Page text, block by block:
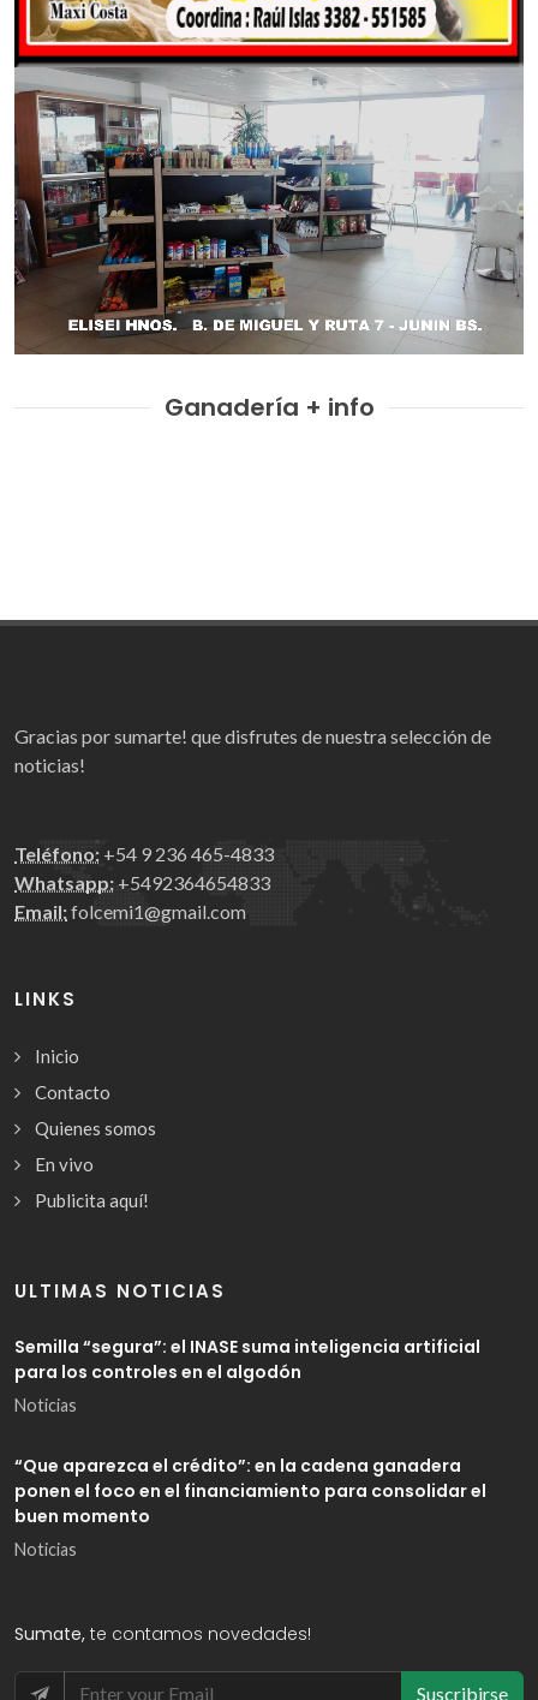
Ganadería + info
Gracias por sumarte! que disfrutes de nuestra selección de
noticias!
Teléfono: +54 9 236 465-4833
Whatsapp: +5492364654833
Email:folcemi1@gmail.com
LINKS
Inicio
Contacto
Quienes somos
En vivo
Publicita aquí!
ULTIMAS NOTICIAS
Semilla “segura”: el INASE suma inteligencia artificial
para los controles en el algodón
Noticias
“Que aparezca el crédito”: en la cadena ganadera
ponen el foco en el financiamiento para consolidar el
buen momento
Noticias
Sumate, te contamos novedades!
Suscribirse